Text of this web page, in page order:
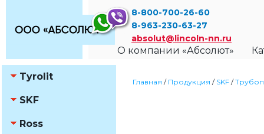
8-800-700-26-60
8-963-230-63-27
absolut@lincoln-nn.ru
О компании «Абсолют»
Tyrolit
SKF
Ross
Главная / Продукция / SKF /